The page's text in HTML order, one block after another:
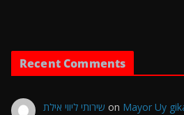
Recent Comments
שירותי ליווי אילת on Mayor Uy